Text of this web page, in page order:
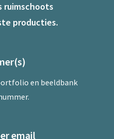
ruimschoots
producties.
en beeldbank
email